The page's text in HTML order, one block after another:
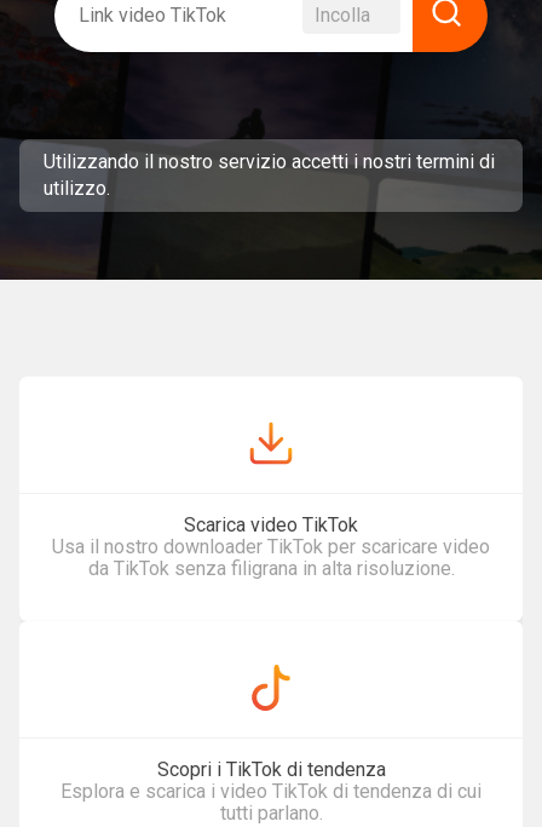
Incolla
Utilizzando il nostro servizio accetti i nostri termini di
utilizzo.
Scarica video TikTok
Usa il nostro downloader TikTok per scaricare video
da TikTok senza filigrana in alta risoluzione.
Scopri i TikTok di tendenza
Esplora e scarica i video TikTok di tendenza di cui
tutti parlano.